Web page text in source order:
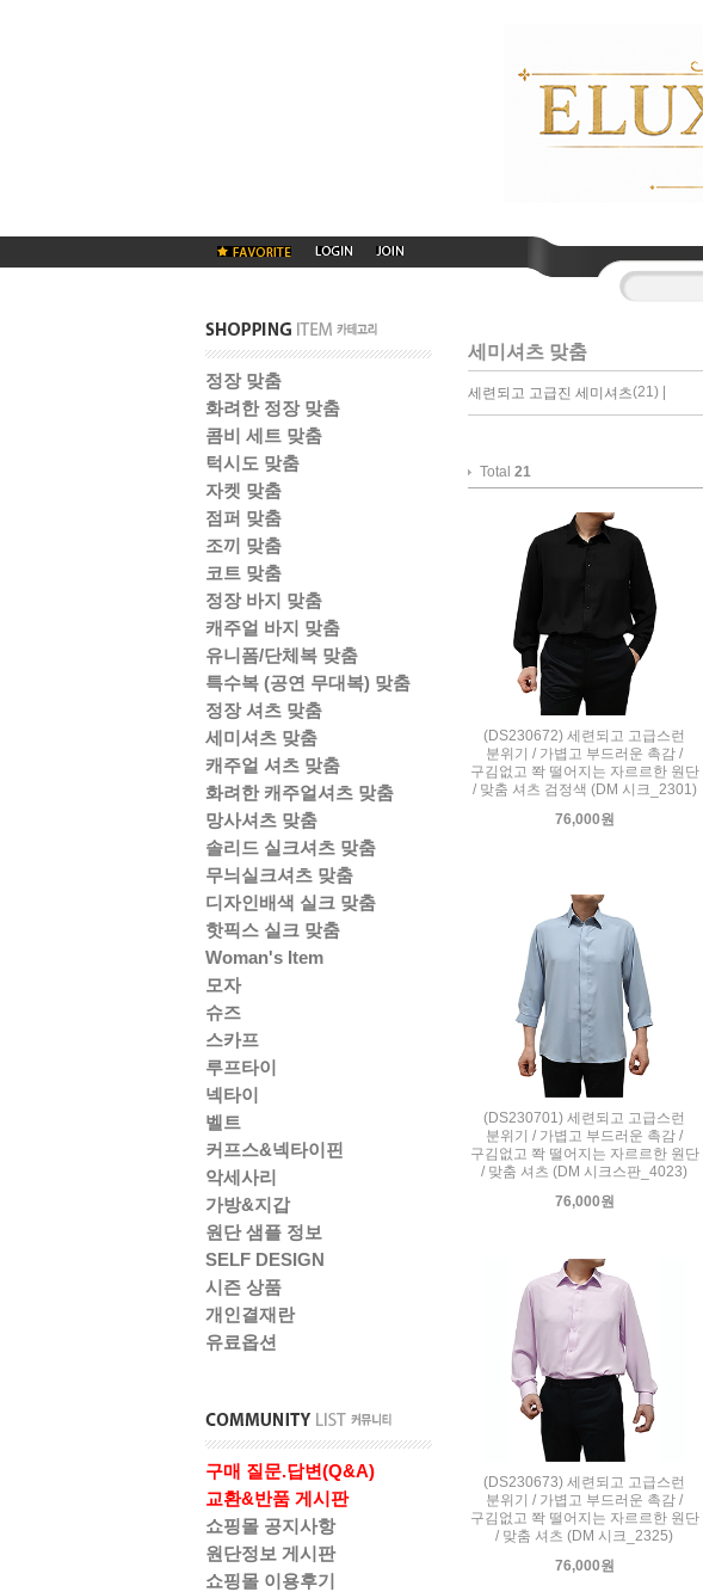
정장 맞춤
화려한 정장 맞춤
콤비 세트 맞춤
턱시도 맞춤
자켓 맞춤
점퍼 맞춤
조끼 맞춤
코트 맞춤
정장 바지 맞춤
캐주얼 바지 맞춤
유니폼/단체복 맞춤
특수복 (공연 무대복) 맞춤
정장 셔츠 맞춤
세미셔츠 맞춤
캐주얼 셔츠 맞춤
화려한 캐주얼셔츠 맞춤
망사셔츠 맞춤
솔리드 실크셔츠 맞춤
무늬실크셔츠 맞춤
디자인배색 실크 맞춤
핫픽스 실크 맞춤
Woman's Item
모자
슈즈
스카프
루프타이
넥타이
벨트
커프스&넥타이핀
악세사리
가방&지갑
원단 샘플 정보
SELF DESIGN
시즌 상품
개인결재란
유료옵션
구매 질문.답변(Q&A)
교환&반품 게시판
쇼핑몰 공지사항
원단정보 게시판
쇼핑몰 이용후기
세미셔츠 맞춤
세련되고 고급진 세미셔츠(21) |
Total 21
(DS230672) 세련되고 고급스런
분위기 / 가볍고 부드러운 촉감 /
구김없고 쫙 떨어지는 자르르한 원단
/ 맞춤 셔츠 검정색 (DM 시크_2301)
76,000원
(DS230701) 세련되고 고급스런
분위기 / 가볍고 부드러운 촉감 /
구김없고 쫙 떨어지는 자르르한 원단
/ 맞춤 셔츠 (DM 시크스판_4023)
76,000원
(DS230673) 세련되고 고급스런
분위기 / 가볍고 부드러운 촉감 /
구김없고 쫙 떨어지는 자르르한 원단
/ 맞춤 셔츠 (DM 시크_2325)
76,000원